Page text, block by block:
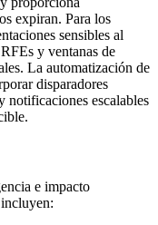
expiran. Para los
sensibles al
y ventanas de
La automatización de
disparadores
notificaciones escalables
e impacto